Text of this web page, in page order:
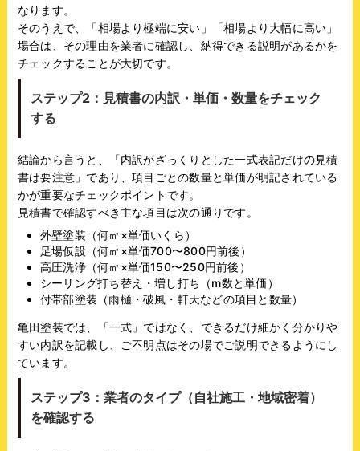
なります。
そのうえで、「相場より極端に安い」「相場より大幅に高い」
場合は、その理由を業者に確認し、納得できる説明があるかを
チェックすることが大切です。
ステップ2：見積書の内訳・単価・数量をチェック
する
結論から言うと、「内訳がざっくりとした一式表記だけの見積
書は要注意」であり、項目ごとの数量と単価が明記されている
かが重要なチェックポイントです。
見積書で確認すべき主な項目は次の通りです。
外壁塗装（何㎡×単価いくら）
足場仮設（何㎡×単価700〜800円前後）
高圧洗浄（何㎡×単価150〜250円前後）
シーリング打ち替え・増し打ち（m数と単価）
付帯部塗装（雨樋・破風・軒天などの項目と数量）
亀田塗装では、「一式」ではなく、できるだけ細かく分かりや
すい内訳を記載し、ご不明点はその場でご説明できるようにし
ています。
ステップ3：業者のタイプ（自社施工・地域密着）
を確認する